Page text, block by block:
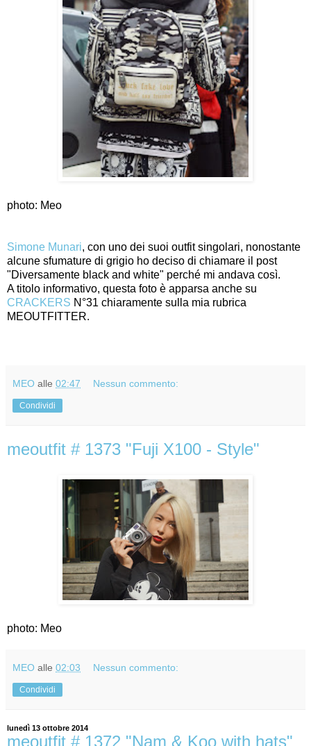
photo: Meo
Simone Munari, con uno dei suoi outfit singolari, nonostante
alcune sfumature di grigio ho deciso di chiamare il post
"Diversamente black and white" perché mi andava così.
A titolo informativo, questa foto è apparsa anche su
CRACKERS N°31 chiaramente sulla mia rubrica
MEOUTFITTER.
MEO alle 02:47 Nessun commento:
Condividi
meoutfit # 1373 "Fuji X100 - Style"
photo: Meo
MEO alle 02:03 Nessun commento:
Condividi
lunedì 13 ottobre 2014
meoutfit # 1372 "Nam & Koo with hats"